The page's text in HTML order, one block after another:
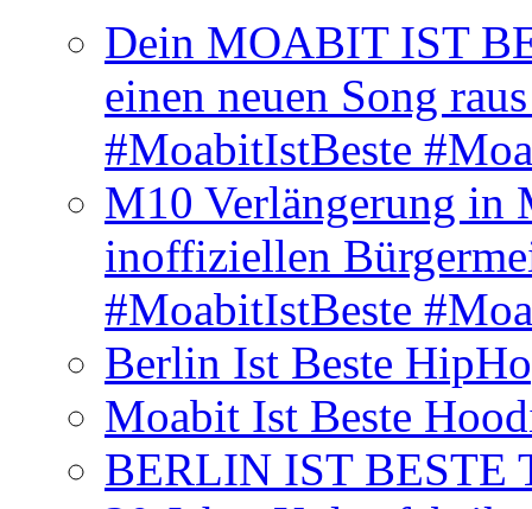
Dein MOABIT IST
einen neuen Song
#MoabitIstBeste
M10 Verlängerung in
inoffiziellen
#MoabitIstBeste
Berlin Ist Beste
Moabit Ist Beste
BERLIN IST BESTE